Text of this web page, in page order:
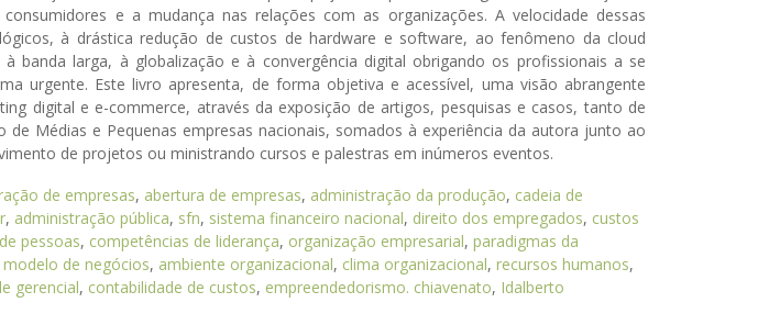
e a mudança nas relações com as organizações. A velocidade dessas
à drástica redução de custos de hardware e software, ao fenômeno da cloud
banda larga, à globalização e à convergência digital obrigando os profissionais a se
urgente. Este livro apresenta, de forma objetiva e acessível, uma visão abrangente
digital e e-commerce, através da exposição de artigos, pesquisas e casos, tanto de
de Médias e Pequenas empresas nacionais, somados à experiência da autora junto ao
de projetos ou ministrando cursos e palestras em inúmeros eventos.
de empresas, abertura de empresas, administração da produção, cadeia de
, administração pública, sfn, sistema financeiro nacional, direito dos empregados, custos
pessoas, competências de liderança, organização empresarial, paradigmas da
modelo de negócios, ambiente organizacional, clima organizacional, recursos humanos,
gerencial, contabilidade de custos, empreendedorismo. chiavenato, Idalberto